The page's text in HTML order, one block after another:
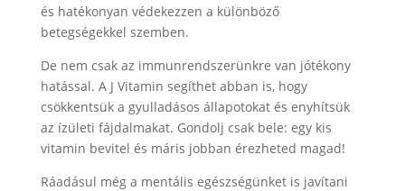
és hatékonyan védekezzen a különböző
betegségekkel szemben.
De nem csak az immunrendszerünkre van jótékony
hatással. A J Vitamin segíthet abban is, hogy
csökkentsük a gyulladásos állapotokat és enyhítsük
az ízületi fájdalmakat. Gondolj csak bele: egy kis
vitamin bevitel és máris jobban érezheted magad!
Ráadásul még a mentális egészségünket is javítani